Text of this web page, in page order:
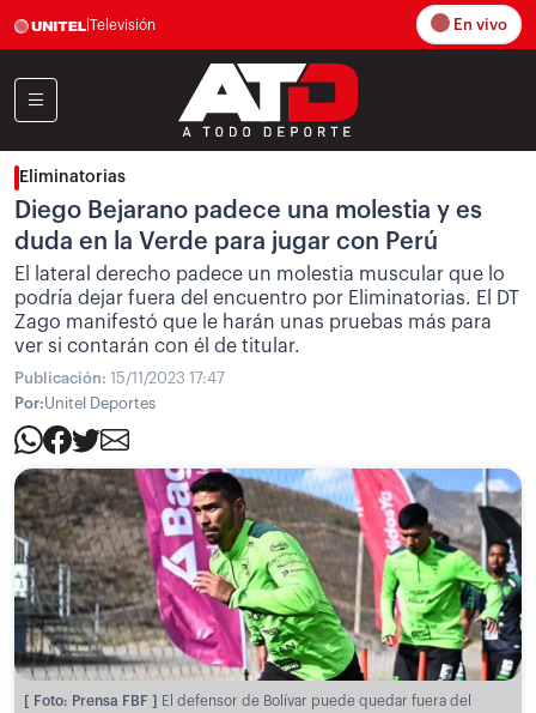
Televisión En vivo
Eliminatorias
Diego Bejarano padece una molestia y es
duda en la Verde para jugar con Perú
El lateral derecho padece un molestia muscular que lo
podría dejar fuera del encuentro por Eliminatorias. El DT
Zago manifestó que le harán unas pruebas más para
ver si contarán con él de titular.
Publicación: 15/11/2023 17:47
Por:Unitel Deportes
[ Foto: Prensa FBF ]
El defensor de Bolívar puede quedar fuera del